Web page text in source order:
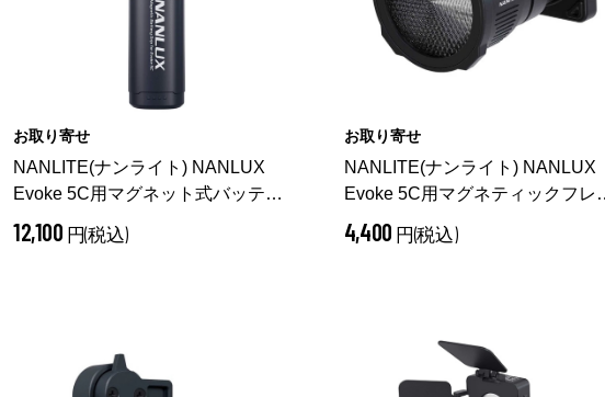
お取り寄せ
NANLITE(ナンライト) NANLUX
Evoke 5C用マグネット式バッテリ
ーグリップ BT-BG-EV5C
12,100 円(税込)
お取り寄せ
NANLITE(ナンライト) NANLUX
Evoke 5C用マグネティックフレ
ルレンズ Lens FL-5
4,400 円(税込)